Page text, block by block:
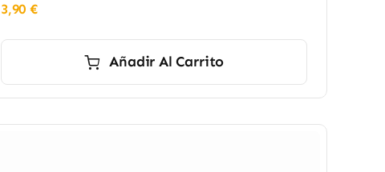
3,90€
Añadir Al Carrito